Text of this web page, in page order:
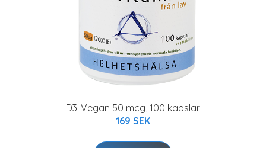
D3-Vegan 50 mcg, 100 kapslar
169 SEK